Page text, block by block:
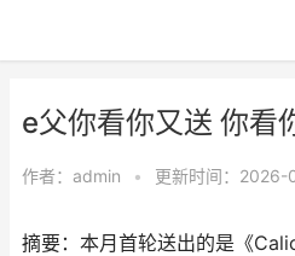
e父你看你又送 你看
作者： admin • 更新时间：
摘要：本月首轮送出的是《